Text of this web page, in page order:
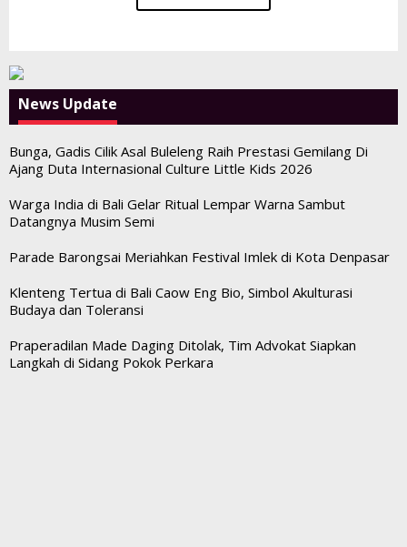
News Update
Bunga, Gadis Cilik Asal Buleleng Raih Prestasi Gemilang Di
Ajang Duta Internasional Culture Little Kids 2026
Warga India di Bali Gelar Ritual Lempar Warna Sambut
Datangnya Musim Semi
Parade Barongsai Meriahkan Festival Imlek di Kota Denpasar
Klenteng Tertua di Bali Caow Eng Bio, Simbol Akulturasi
Budaya dan Toleransi
Praperadilan Made Daging Ditolak, Tim Advokat Siapkan
Langkah di Sidang Pokok Perkara